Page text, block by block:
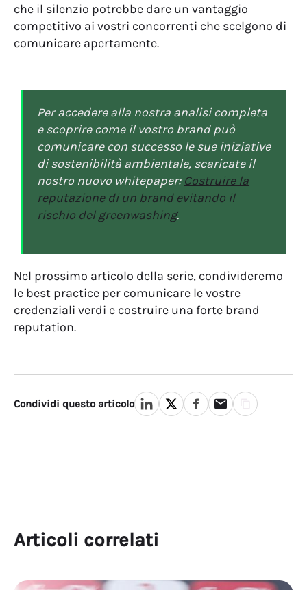
che il silenzio potrebbe dare un vantaggio
competitivo ai vostri concorrenti che scelgono di
comunicare apertamente.
Per accedere alla nostra analisi completa
e scoprire come il vostro brand può
comunicare con successo le sue iniziative
di sostenibilità ambientale, scaricate il
nostro nuovo whitepaper: Costruire la
reputazione di un brand evitando il
rischio del greenwashing.
Nel prossimo articolo della serie, condivideremo
le best practice per comunicare le vostre
credenziali verdi e costruire una forte brand
reputation.
Condividi questo articolo
Articoli correlati